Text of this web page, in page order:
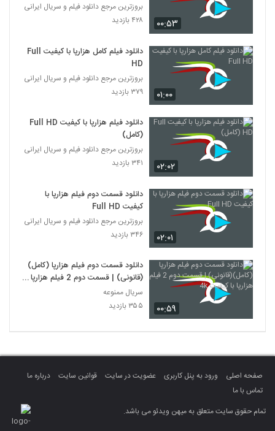
۰۰:۵۳
بروزترین مرجع دانلود فیلم و سریال ایرانی
۴۲۸ بازدید
۰۱:۰۰
دانلود فیلم کامل هزارپا با کیفیت Full
HD
بروزترین مرجع دانلود فیلم و سریال ایرانی
۳۷۹ بازدید
۰۲:۰۲
دانلود فیلم هزارپا با کیفیت Full HD
(کامل)
بروزترین مرجع دانلود فیلم و سریال ایرانی
۳۴۱ بازدید
۰۲:۰۱
دانلود قسمت دوم فیلم هزارپا با
کیفیت Full HD
بروزترین مرجع دانلود فیلم و سریال ایرانی
۳۴۶ بازدید
۰۰:۵۹
دانلود قسمت دوم فیلم هزارپا (کامل)
(قانونی) | قسمت دوم 2 فیلم هزارپا با
کیفیت 4k
سریال ممنوعه
۳۵۵ بازدید
صفحه اصلی ورود به پنل کاربری عضویت در سایت قوانین سایت
درباره ما
تماس با ما
تمام حقوق سایت متعلق به میهن ویدئو می باشد.